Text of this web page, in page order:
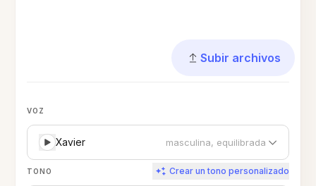
Subir archivos
VOZ
Xavier masculina, equilibrada
TONO Crear un tono personalizado